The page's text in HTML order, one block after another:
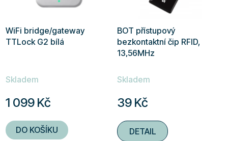
WiFi bridge/gateway
TTLock G2 bílá
hodnocení
je
4,9
z
Skladem
1 099 Kč
DO KOŠÍKU
BOT přístupový
bezkontaktní čip RFID,
13,56MHz
hodnocení
produktu
je
5,0
z
Skladem
39 Kč
DETAIL